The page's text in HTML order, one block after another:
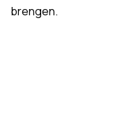
brengen.